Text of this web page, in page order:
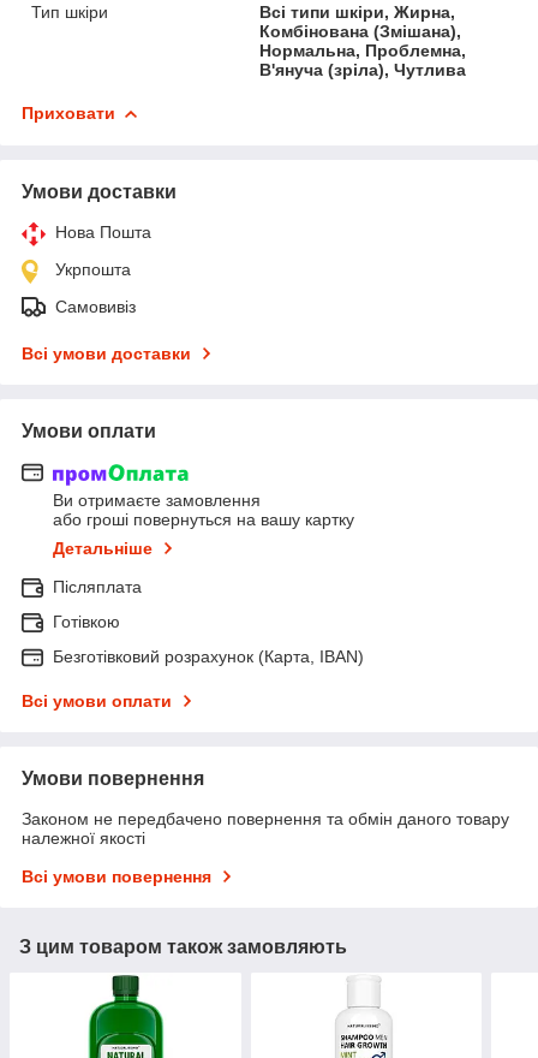
Тип шкіри
Всі типи шкіри, Жирна,
Комбінована (Змішана),
Нормальна, Проблемна,
В'януча (зріла), Чутлива
Приховати
Умови доставки
Нова Пошта
Укрпошта
Самовивіз
Всі умови доставки
Умови оплати
Ви отримаєте замовлення
або гроші повернуться на вашу картку
Детальніше
Післяплата
Готівкою
Безготівковий розрахунок (Карта, IBAN)
Всі умови оплати
Умови повернення
Законом не передбачено повернення та обмін даного товару
належної якості
Всі умови повернення
З цим товаром також замовляють